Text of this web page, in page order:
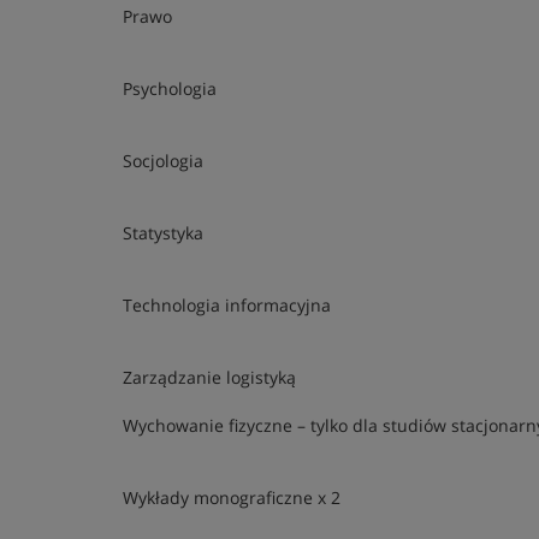
Prawo
Psychologia
Socjologia
Statystyka
Technologia informacyjna
Zarządzanie logistyką
Wychowanie fizyczne – tylko dla studiów
Wykłady monograficzne x 2